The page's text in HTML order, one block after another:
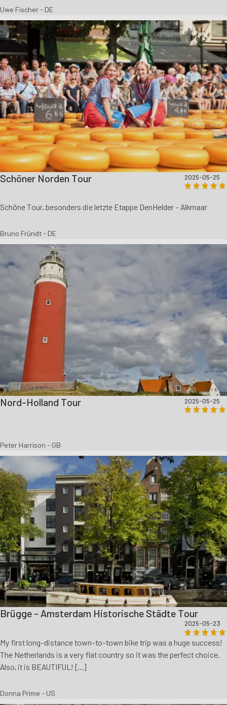
Uwe Fischer - DE
Schöner Norden Tour 2025-05-25
Schöne Tour, besonders die letzte Etappe DenHelder - Alkmaar
Bruno Fründt - DE
Nord-Holland Tour 2025-05-25
Peter Harrison - GB
Brügge - Amsterdam Historische Städte Tour
2025-05-23
My first long-distance town-to-town bike trip was a huge success!
The Netherlands is a very flat country so it was the perfect choice.
Also, it is BEAUTIFUL! [...]
Donna Prime - US